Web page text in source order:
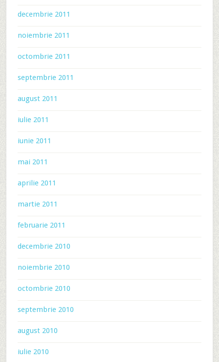
decembrie 2011
noiembrie 2011
octombrie 2011
septembrie 2011
august 2011
iulie 2011
iunie 2011
mai 2011
aprilie 2011
martie 2011
februarie 2011
decembrie 2010
noiembrie 2010
octombrie 2010
septembrie 2010
august 2010
iulie 2010